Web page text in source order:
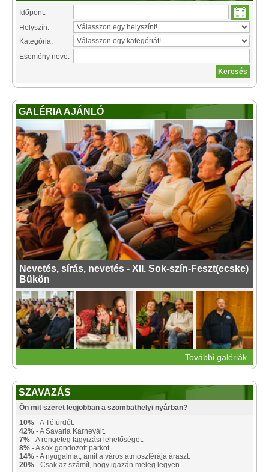
Időpont:
Helyszín:
Kategória:
Esemény neve:
GALÉRIA AJÁNLÓ
Nevetés, sírás, nevetés - XII. Sok-szín-Feszt(ecske)
Bükön
További galériák
SZAVAZÁS
Ön mit szeret legjobban a szombathelyi nyárban?
10% - A Tófürdőt.
42% - A Savaria Karnevált.
7% - A rengeteg fagyizási lehetőséget.
8% - A sok gondozott parkot.
14% - A nyugalmat, amit a város atmoszférája áraszt.
20% - Csak az számít, hogy igazán meleg legyen.